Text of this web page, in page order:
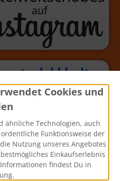
Cookies und
ähnliche Technologien, auch
Funktionsweise der
Nutzung unseres Angebotes
Einkaufserlebnis
findest Du in